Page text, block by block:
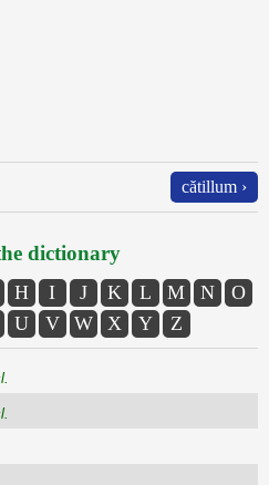
cătillum ›
dictionary
H I J K L M N
O
U V W X Y Z